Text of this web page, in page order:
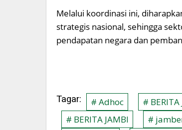
Melalui koordinasi ini,
strategis nasional, sehingga
pendapatan negara dan
Tagar: # Adhoc # BERITA
# BERITA JAMBI
#